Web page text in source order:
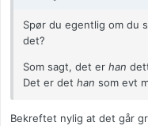
Spør du egentlig om du
det?
Som sagt, det er han
Det er det han som evt
Bekreftet nylig at det går